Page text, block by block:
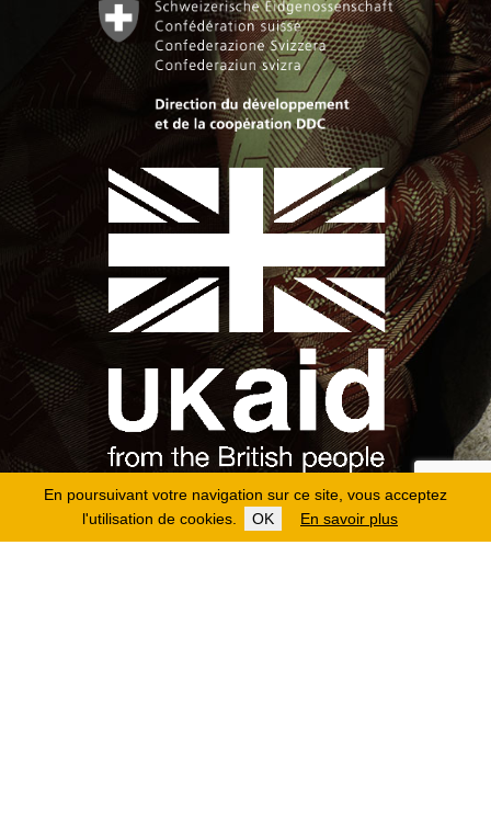
En poursuivant votre navigation sur ce site, vous acceptez
l'utilisation de cookies.
OK En savoir plus